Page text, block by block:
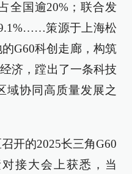
全国逾20%；联合发
策源于上海松
G60科创走廊，构筑
济，蹚出了一条科技
域协同高质量发展之
开的2025长三角G60
接大会上获悉，当